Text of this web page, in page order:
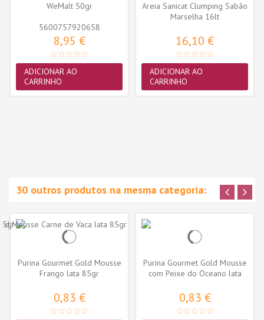
WeMalt 50gr
5600757920658
8,95 €
ADICIONAR AO
CARRINHO
Areia Sanicat Clumping Sabão
Marselha 16lt
16,10 €
ADICIONAR AO
CARRINHO
30 outros produtos na mesma categoria:
Purina Gourmet Gold Mousse
Frango lata 85gr
0,83 €
Purina Gourmet Gold Mousse
com Peixe do Oceano lata
0,83 €